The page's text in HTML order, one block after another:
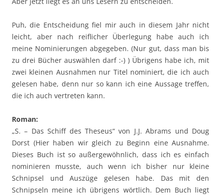
Puh, die Entscheidung fiel mir auch in diesem Jahr nicht
leicht, aber nach reiflicher Überlegung habe auch ich
meine Nominierungen abgegeben. (Nur gut, dass man bis
zu drei Bücher auswählen darf :-) ) Übrigens habe ich, mit
zwei kleinen Ausnahmen nur Titel nominiert, die ich auch
gelesen habe, denn nur so kann ich eine Aussage treffen,
die ich auch vertreten kann.
Roman:
„S. – Das Schiff des Theseus“ von J.J. Abrams und Doug
Dorst (Hier haben wir gleich zu Beginn eine Ausnahme.
Dieses Buch ist so außergewöhnlich, dass ich es einfach
nominieren musste, auch wenn ich bisher nur kleine
Schnipsel und Auszüge gelesen habe. Das mit den
Schnipseln meine ich übrigens wörtlich. Dem Buch liegt